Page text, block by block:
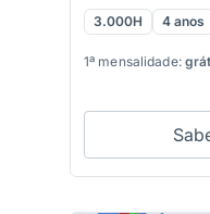
3.000H 4 anos
1ª mensalidade: